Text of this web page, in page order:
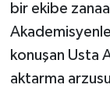
bir ekibe
konuşan Usta
aktarma